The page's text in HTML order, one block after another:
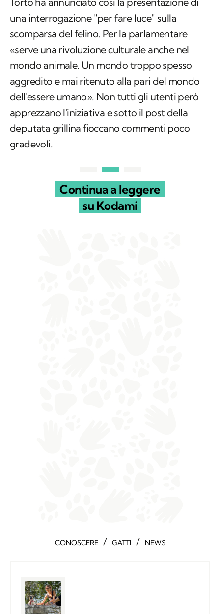
una interrogazione "per fare luce" sulla
scomparsa del felino. Per la parlamentare
«serve una rivoluzione culturale anche nel
mondo animale. Un mondo troppo spesso
aggredito e mai ritenuto alla pari del mondo
dell'essere umano». Non tutti gli utenti però
apprezzano l'iniziativa e sotto il post della
deputata grillina fioccano commenti poco
gradevoli.
Continua a leggere
su Kodami
CONOSCERE / GATTI / NEWS